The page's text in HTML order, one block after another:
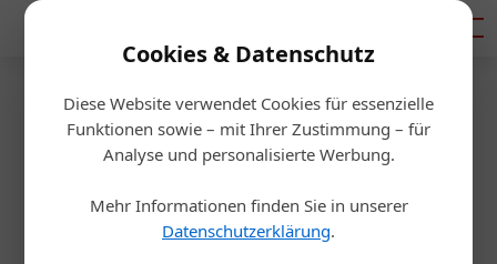
Cookies & Datenschutz
Diese Website verwendet Cookies für essenzielle
Funktionen sowie – mit Ihrer Zustimmung – für
Analyse und personalisierte Werbung.
Mehr Informationen finden Sie in unserer
Datenschutzerklärung.
Startseite/Gastro & Hotel
Exklusiv
Sperrstunde für die „Gast“ ab
2025?